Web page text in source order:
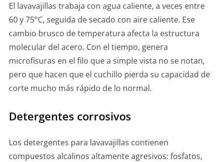
El lavavajillas trabaja con agua caliente, a veces entre
60 y 75°C, seguida de secado con aire caliente. Ese
cambio brusco de temperatura afecta la estructura
molecular del acero. Con el tiempo, genera
microfisuras en el filo que a simple vista no se notan,
pero que hacen que el cuchillo pierda su capacidad de
corte mucho más rápido de lo normal.
Detergentes corrosivos
Los detergentes para lavavajillas contienen
compuestos alcalinos altamente agresivos: fosfatos,